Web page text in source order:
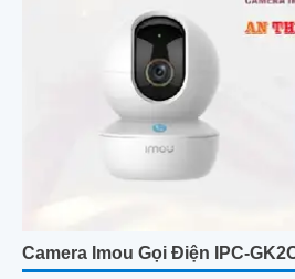
Camera Imou Gọi Điện IPC-